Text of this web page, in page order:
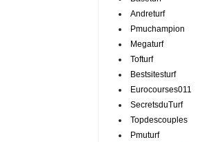
Andreturf
Pmuchampion
Megaturf
Tofturf
Bestsitesturf
Eurocourses011
SecretsduTurf
Topdescouples
Pmuturf